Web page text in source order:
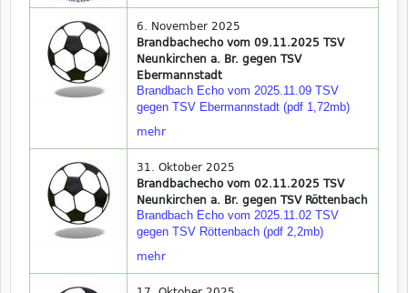
6. November 2025
Brandbachecho vom 09.11.2025 TSV
Neunkirchen a. Br. gegen TSV
Ebermannstadt
Brandbach Echo vom 2025.11.09 TSV
gegen TSV Ebermannstadt (pdf 1,72mb)
mehr
31. Oktober 2025
Brandbachecho vom 02.11.2025 TSV
Neunkirchen a. Br. gegen TSV Röttenbach
Brandbach Echo vom 2025.11.02 TSV
gegen TSV Röttenbach (pdf 2,2mb)
mehr